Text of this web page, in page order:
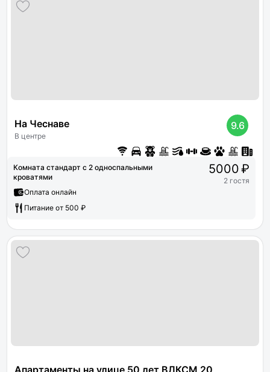
На Чеснаве
В центре
9.6
Комната стандарт с 2 односпальными
кроватями
Оплата онлайн
Питание от 500 ₽
5000 ₽
2 гостя
Апартаменты на улице 50 лет ВЛКСМ 20